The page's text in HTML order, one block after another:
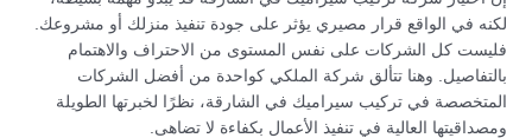
لكنه في الواقع قرار مصيري يؤثر على جودة تنفيذ منزلك أو مشروعك.
فليست كل الشركات على نفس المستوى من الاحتراف والاهتمام
بالتفاصيل. وهنا تتألق شركة الملكي كواحدة من أفضل الشركات
المتخصصة في تركيب سيراميك في الشارقة، نظرًا لخبرتها الطويلة
ومصداقيتها العالية في تنفيذ الأعمال بكفاءة لا تضاهى.